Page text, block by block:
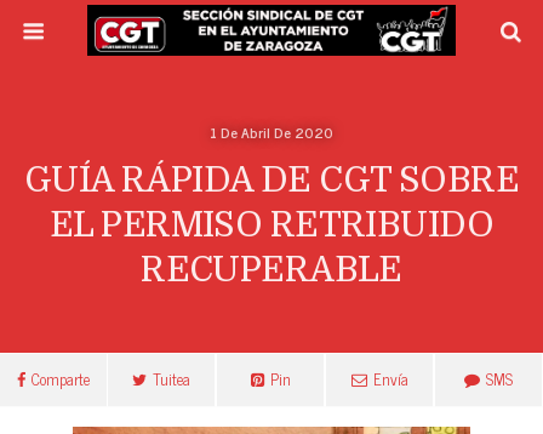
1 De Abril De 2020
GUÍA RÁPIDA DE CGT SOBRE
EL PERMISO RETRIBUIDO
RECUPERABLE
Comparte Tuitea Pin Envía SMS